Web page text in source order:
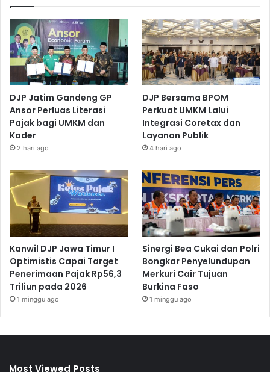
DJP Jatim Gandeng GP
Ansor Perluas Literasi
Pajak bagi UMKM dan
Kader
2 hari ago
DJP Bersama BPOM
Perkuat UMKM Lalui
Integrasi Coretax dan
Layanan Publik
4 hari ago
Kanwil DJP Jawa Timur I
Optimistis Capai Target
Penerimaan Pajak Rp56,3
Triliun pada 2026
1 minggu ago
Sinergi Bea Cukai dan Polri
Bongkar Penyelundupan
Merkuri Cair Tujuan
Burkina Faso
1 minggu ago
Most Viewed Posts